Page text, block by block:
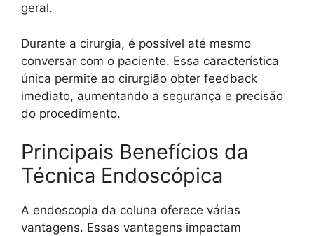
geral.
Durante a cirurgia, é possível até mesmo
conversar com o paciente. Essa característica
única permite ao cirurgião obter feedback
imediato, aumentando a segurança e precisão
do procedimento.
Principais Benefícios da
Técnica Endoscópica
A endoscopia da coluna oferece várias
vantagens. Essas vantagens impactam